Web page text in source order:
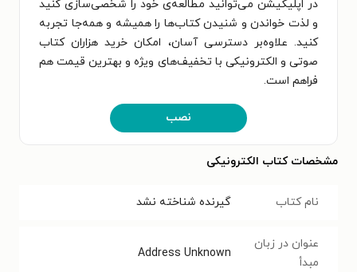
در اپلیکیشن می‌توانید مطالعه‌ی خود را شخصی‌سازی کنید
و لذت خواندن و شنیدن کتاب‌ها را همیشه و همه‌جا تجربه
کنید. علاوه‌بر دسترسی آسان، امکان خرید هزاران کتاب
صوتی و الکترونیکی با تخفیف‌های ویژه و بهترین قیمت هم
فراهم است.
نصب
مشخصات کتاب الکترونیکی
نام کتاب گیرنده شناخته نشد
عنوان در زبان
مبدأ
Address Unknown